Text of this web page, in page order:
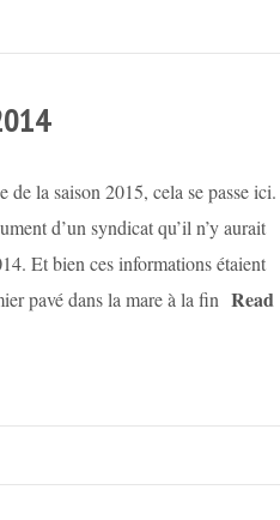
la saison 2015, cela se passe ici.
d’un syndicat qu’il n’y aurait
Et bien ces informations étaient
pavé dans la mare à la fin Read